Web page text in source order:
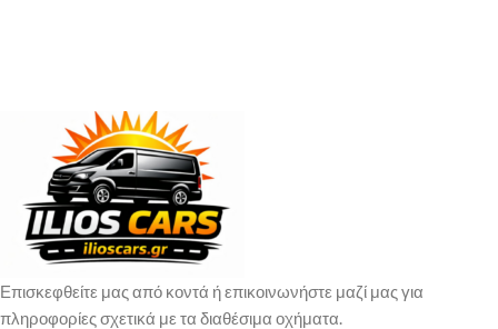
Επισκεφθείτε μας από κοντά ή επικοινωνήστε μαζί μας για
πληροφορίες σχετικά με τα διαθέσιμα οχήματα.